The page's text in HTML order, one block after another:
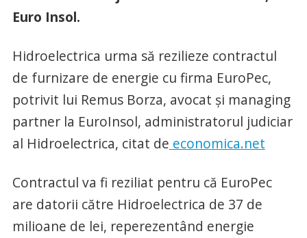
Euro Insol.
Hidroelectrica urma să rezilieze contractul
de furnizare de energie cu firma EuroPec,
potrivit lui Remus Borza, avocat şi managing
partner la EuroInsol, administratorul judiciar
al Hidroelectrica, citat de economica.net
Contractul va fi reziliat pentru că EuroPec
are datorii către Hidroelectrica de 37 de
milioane de lei, reperezentând energie